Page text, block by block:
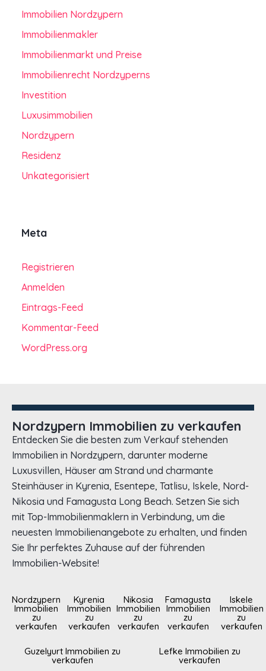
Immobilien Nordzypern
Immobilienmakler
Immobilienmarkt und Preise
Immobilienrecht Nordzyperns
Investition
Luxusimmobilien
Nordzypern
Residenz
Unkategorisiert
Meta
Registrieren
Anmelden
Eintrags-Feed
Kommentar-Feed
WordPress.org
Nordzypern Immobilien zu verkaufen
Entdecken Sie die besten zum Verkauf stehenden
Immobilien in Nordzypern, darunter moderne
Luxusvillen, Häuser am Strand und charmante
Steinhäuser in Kyrenia, Esentepe, Tatlisu, Iskele, Nord-
Nikosia und Famagusta Long Beach. Setzen Sie sich
mit Top-Immobilienmaklern in Verbindung, um die
neuesten Immobilienangebote zu erhalten, und finden
Sie Ihr perfektes Zuhause auf der führenden
Immobilien-Website!
Nordzypern
Immobilien
zu
verkaufen
Kyrenia
Immobilien
zu
verkaufen
Nikosia
Immobilien
zu
verkaufen
Famagusta
Immobilien
zu
verkaufen
Iskele
Immobilien
zu
verkaufen
Guzelyurt Immobilien zu
verkaufen
Lefke Immobilien zu
verkaufen